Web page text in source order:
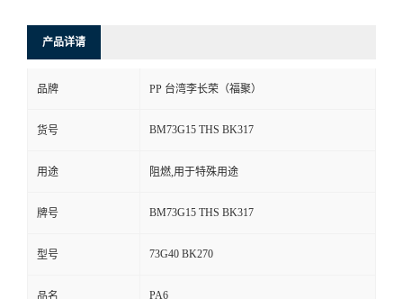
产品详请
品牌 PP 台湾李长荣（福聚）
货号 BM73G15 THS BK317
用途 阻燃,用于特殊用途
牌号 BM73G15 THS BK317
型号 73G40 BK270
品名 PA6